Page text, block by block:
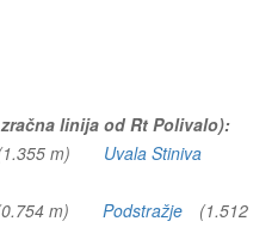
linija od Rt Polivalo):
m)
Uvala Stiniva
m) Podstražje
(1.512